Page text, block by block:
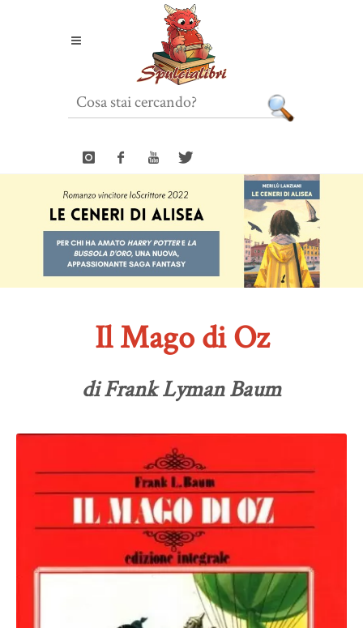
Il Mago di Oz
di Frank Lyman Baum